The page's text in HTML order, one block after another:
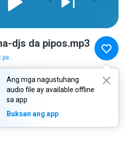
Ang mga nagustuhang
audio file ay available offline
sa app
Buksan ang app
djs da pipos.mp3
pa...